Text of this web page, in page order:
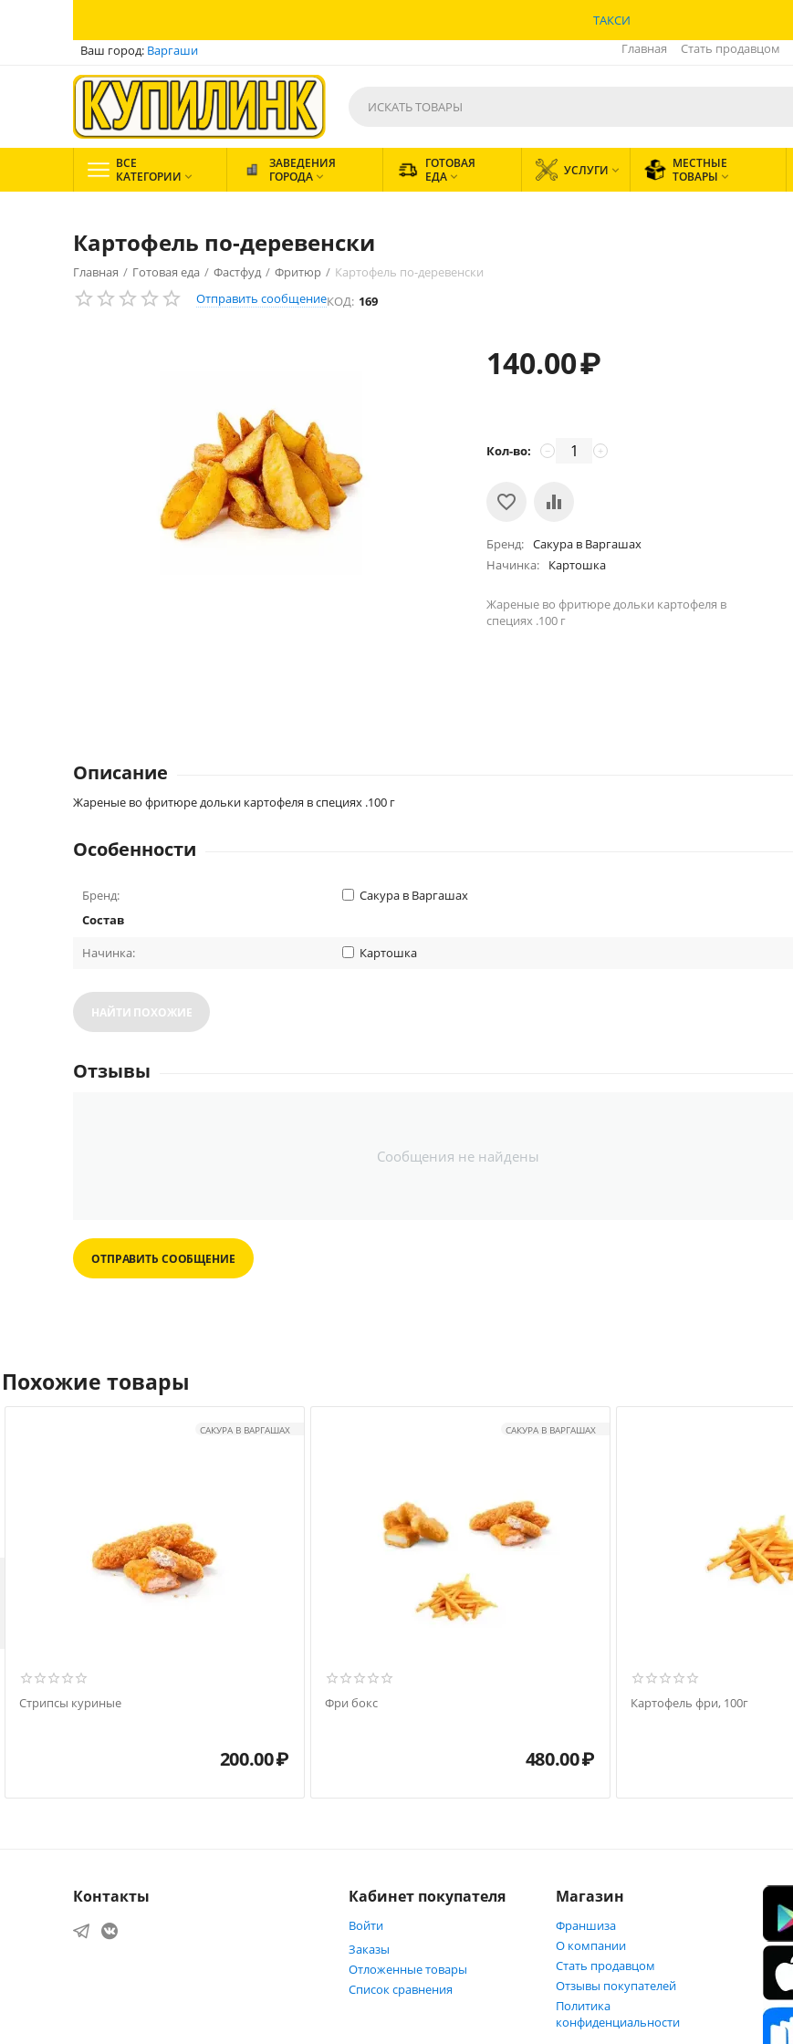
ТАКСИ
Ваш город: Варгаши Главная Стать продавцом
ВСЕ
КАТЕГОРИИ 
ЗАВЕДЕНИЯ
ГОРОДА 
ГОТОВАЯ
ЕДА  УСЛУГИ 
МЕСТНЫЕ
ТОВАРЫ 
Картофель по-деревенски
Главная / Готовая еда / Фастфуд / Фритюр / Картофель по-деревенски
Отправить сообщениеКОД: 169
140.00₽
Кол-во: +
−
Бренд
Сакура в Варгашах
Начинка
Картошка
Жареные во фритюре дольки картофеля в
специях .100 г
Описание
Жареные во фритюре дольки картофеля в специях .100 г
Особенности
Бренд:
Сакура в Варгашах
Состав
Начинка:
Картошка
НАЙТИ ПОХОЖИЕ
Отзывы
Сообщения не найдены
ОТПРАВИТЬ СООБЩЕНИЕ
Похожие товары
САКУРА В ВАРГАШАХ
Стрипсы куриные
200.00₽
САКУРА В ВАРГАШАХ
Фри бокс
480.00₽
Картофель фри, 100г
Контакты Кабинет покупателя
Войти
Заказы
Отложенные товары
Список сравнения
Магазин
Франшиза
О компании
Стать продавцом
Отзывы покупателей
Политика
конфиденциальности